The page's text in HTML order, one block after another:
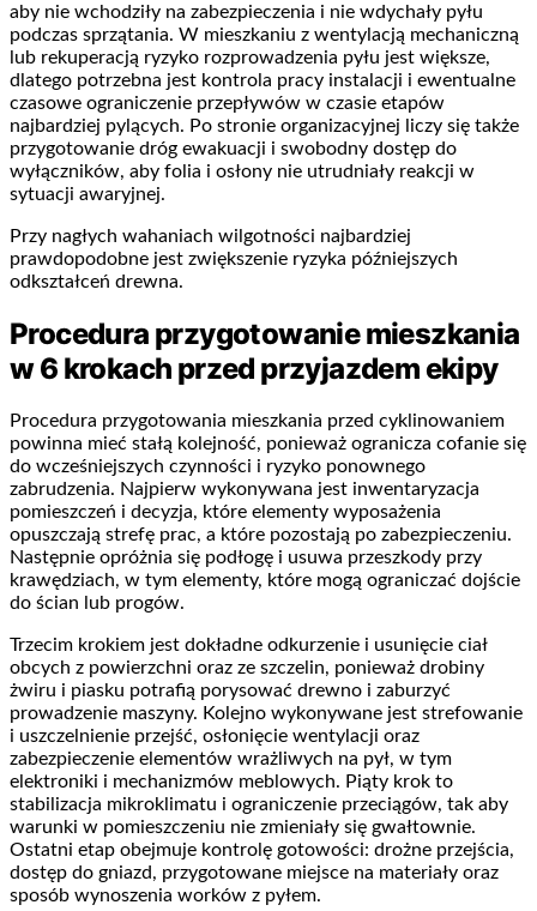
aby nie wchodziły na zabezpieczenia i nie wdychały pyłu
podczas sprzątania. W mieszkaniu z wentylacją mechaniczną
lub rekuperacją ryzyko rozprowadzenia pyłu jest większe,
dlatego potrzebna jest kontrola pracy instalacji i ewentualne
czasowe ograniczenie przepływów w czasie etapów
najbardziej pylących. Po stronie organizacyjnej liczy się także
przygotowanie dróg ewakuacji i swobodny dostęp do
wyłączników, aby folia i osłony nie utrudniały reakcji w
sytuacji awaryjnej.
Przy nagłych wahaniach wilgotności najbardziej
prawdopodobne jest zwiększenie ryzyka późniejszych
odkształceń drewna.
Procedura przygotowanie mieszkania
w 6 krokach przed przyjazdem ekipy
Procedura przygotowania mieszkania przed cyklinowaniem
powinna mieć stałą kolejność, ponieważ ogranicza cofanie się
do wcześniejszych czynności i ryzyko ponownego
zabrudzenia. Najpierw wykonywana jest inwentaryzacja
pomieszczeń i decyzja, które elementy wyposażenia
opuszczają strefę prac, a które pozostają po zabezpieczeniu.
Następnie opróżnia się podłogę i usuwa przeszkody przy
krawędziach, w tym elementy, które mogą ograniczać dojście
do ścian lub progów.
Trzecim krokiem jest dokładne odkurzenie i usunięcie ciał
obcych z powierzchni oraz ze szczelin, ponieważ drobiny
żwiru i piasku potrafią porysować drewno i zaburzyć
prowadzenie maszyny. Kolejno wykonywane jest strefowanie
i uszczelnienie przejść, osłonięcie wentylacji oraz
zabezpieczenie elementów wrażliwych na pył, w tym
elektroniki i mechanizmów meblowych. Piąty krok to
stabilizacja mikroklimatu i ograniczenie przeciągów, tak aby
warunki w pomieszczeniu nie zmieniały się gwałtownie.
Ostatni etap obejmuje kontrolę gotowości: drożne przejścia,
dostęp do gniazd, przygotowane miejsce na materiały oraz
sposób wynoszenia worków z pyłem.